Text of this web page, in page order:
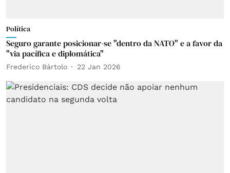
Política
Seguro garante posicionar-se "dentro da NATO" e a favor da
"via pacífica e diplomática"
Frederico Bártolo 22 Jan 2026